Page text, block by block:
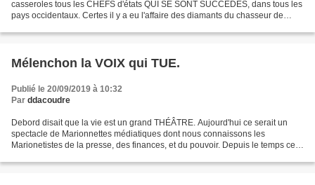
casseroles tous les CHEFS d'états QUI SE SONT SUCCÈDES, dans tous les
pays occidentaux. Certes il y a eu l'affaire des diamants du chasseur de
Mélenchon la VOIX qui TUE.
Publié le 20/09/2019 à 10:32
Par ddacoudre
Debord disait que la vie est un grand THÉÂTRE. Aujourd'hui ce serait un
spectacle de Marionnettes médiatiques dont nous connaissons les
Marionetistes de la presse, des finances, et du pouvoir. Depuis le temps cela